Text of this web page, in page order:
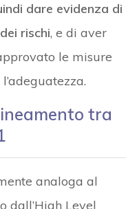
dare evidenza di
rischi, e di aver
le misure
tra
analoga al
dall’High Level